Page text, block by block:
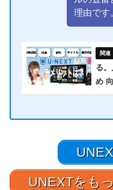
理由です
る
め
UNEXTをも